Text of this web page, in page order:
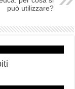
può utilizzare?